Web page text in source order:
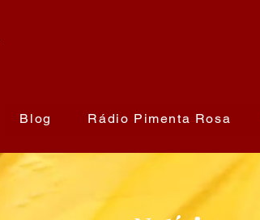
Blog Rádio Pimenta Rosa